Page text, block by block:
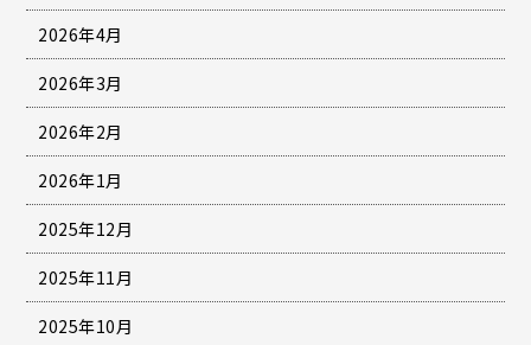
2026年4月
2026年3月
2026年2月
2026年1月
2025年12月
2025年11月
2025年10月